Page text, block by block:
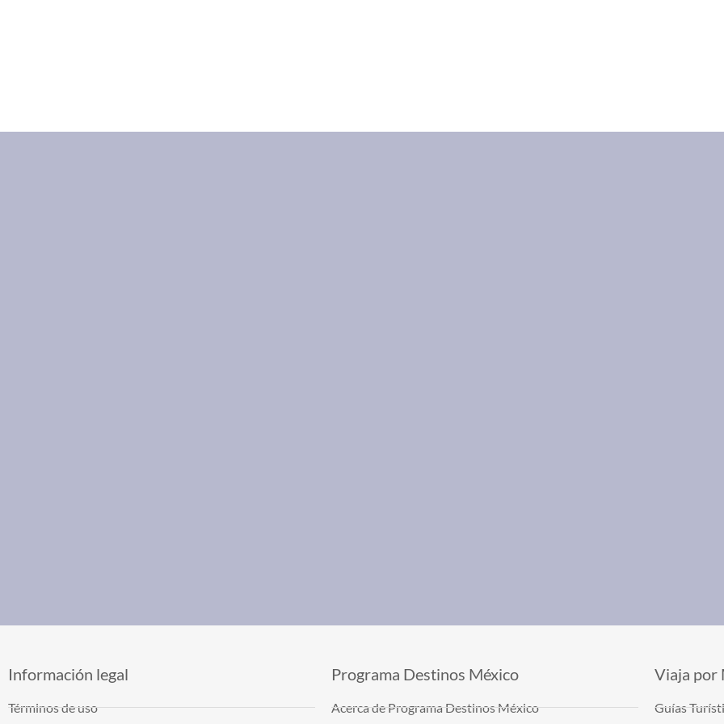
Información legal
Términos de uso
Programa Destinos México
Acerca de Programa Destinos México
Viaja por
Guías